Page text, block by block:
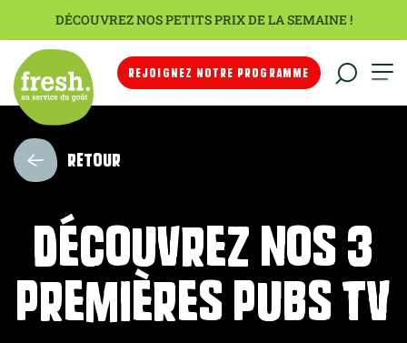
DÉCOUVREZ NOS PETITS PRIX DE LA SEMAINE !
REJOIGNEZ NOTRE PROGRAMME
Découvrez nos 3
premières pubs TV
RETOUR